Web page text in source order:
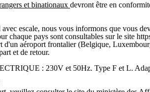
et binationaux devront être en
escale, nous vous informons que vous
chaque pays sont consultables sur le site
d'un aéroport frontalier (Belgique,
et de retour.
: 230V et 50Hz. Type F et L.